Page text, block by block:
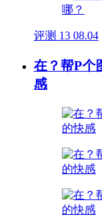
评测 13 08.04
在？帮P个
感